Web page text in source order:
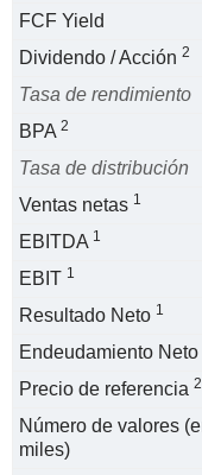
FCF Yield
Dividendo / Acción 2
Tasa de rendimiento
BPA 2
Tasa de distribución
Ventas netas 1
EBITDA 1
EBIT 1
Resultado Neto 1
Endeudamiento Neto
Precio de referencia 2
Número de valores
miles)